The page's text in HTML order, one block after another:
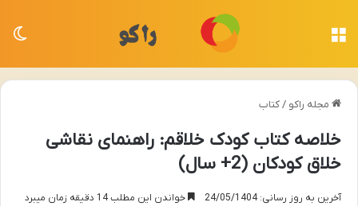
مجله راکو /کتاب
خلاصه کتاب کودک خلاقم: راهنمای نقاشی
خلاق کودکان (2+ سال)
آخرین به روز رسانی: 24/05/1404 خواندن این مطلب 14 دقیقه زمان میبرد